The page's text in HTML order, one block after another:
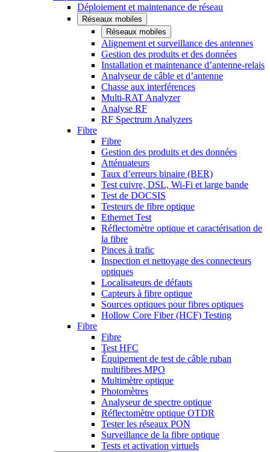
Déploiement et maintenance de réseau
Réseaux mobiles
Réseaux mobiles
Alignement et surveillance des antennes
Gestion des produits et des données
Installation et maintenance d’antenne-relais
Analyseur de câble et d’antenne
Chasse aux interférences
Multi-RAT Analyzer
Analyse RF
RF Spectrum Analyzers
Fibre
Fibre
Gestion des produits et des données
Atténuateurs
Taux d’erreurs binaire (BER)
Test cuivre, DSL, Wi-Fi et large bande
Test de DOCSIS
Testeurs de fibre optique
Ethernet Test
Réflectomètre optique et caractérisation de
la fibre
Pinces à trafic
Inspection et nettoyage des connecteurs
optiques
Localisateurs de défauts
Capteurs à fibre optique
Sources optiques pour fibres optiques
Hollow Core Fiber (HCF) Testing
Fibre
Fibre
Test HFC
Équipement de test de câble ruban
multifibres MPO
Multimètre optique
Photomètres
Analyseur de spectre optique
Réflectomètre optique OTDR
Tester les réseaux PON
Surveillance de la fibre optique
Tests et activation virtuels